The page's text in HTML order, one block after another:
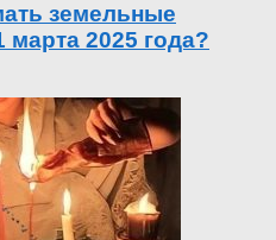
земельные
марта 2025 года?